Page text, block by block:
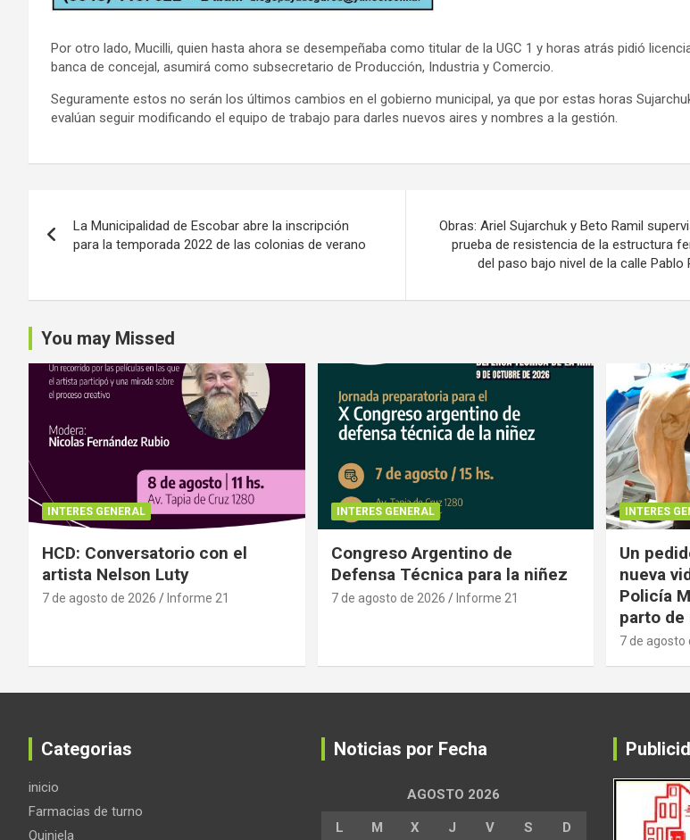
Por otro lado, Mucilli, quien hasta ahora se desempeñaba como titular de la UGC 1 y horas atrás pidió
banca de concejal, asumirá como subsecretario de Producción, Industria y Comercio.
Seguramente estos no serán los últimos cambios en el gobierno municipal, ya que por estas horas
evalúan seguir modificando el equipo de trabajo para darles nuevos aires y nombres a la gestión.
de
La Municipalidad de Escobar abre la inscripción
para la temporada 2022 de las colonias de verano
Obras: Ariel Sujarchuk y Beto Ramil
prueba de resistencia de la estructura
del paso bajo nivel de la calle Pablo
You may Missed
INTERES GENERAL
HCD: Conversatorio con el
artista Nelson Luty
7 de agosto de 2026 Informe 21
INTERES GENERAL
Congreso Argentino de
Defensa Técnica para la niñez
7 de agosto de 2026 Informe 21
INTERES
Un
nueva
Policía
parto
7 de agosto
Categorias
inicio
Farmacias de turno
Quiniela
Noticias por Fecha
AGOSTO 2026
L M X J V S D